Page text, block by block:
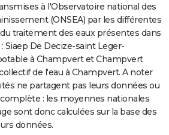
à l'Observatoire national des
(ONSEA) par les différentes
traitement des eaux présentes dans
De Decize-saint Leger-
à Champvert et Champvert
de l'eau à Champvert. A noter
ne partagent pas leurs données ou
: les moyennes nationales
sont donc calculées sur la base des
données.